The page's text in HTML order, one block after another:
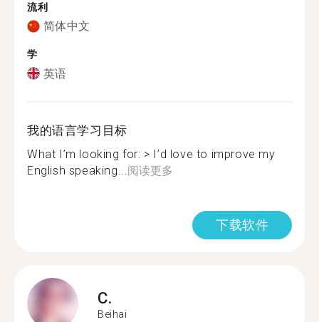
流利
简体中文
学
英语
我的语言学习目标
What I’m looking for: > I’d love to improve my
English speaking... 阅读更多
下载软件
C.
Beihai